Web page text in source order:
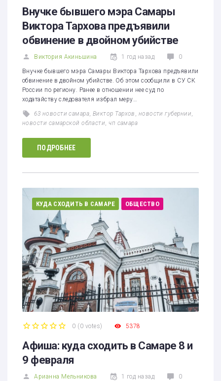
Внучке бывшего мэра Самары
Виктора Тархова предъявили
обвинение в двойном убийстве
Виктория Акиньшина 1 год назад 0
Внучке бывшего мэра Самары Виктора Тархова предъявили
обвинение в двойном убийстве. Об этом сообщили в СУ СК
России по региону. Ранее в отношении нее суд по
ходатайству следователя избрал меру…
63 новости самара,Виктор Тархов , новости губернии,
новости самарской области, чп самара
ПОДРОБНЕЕ
КУДА СХОДИТЬ В САМАРЕ ОБЩЕСТВО
0 ( 0 votes) 5378
Афиша: куда сходить в Самаре 8 и
9 февраля
Арианна Мельникова 1 год назад 0